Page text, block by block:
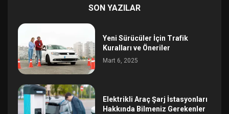
SON YAZILAR
Yeni Sürücüler İçin Trafik
Kuralları ve Öneriler
Mart 6, 2025
Elektrikli Araç Şarj İstasyonları
Hakkında Bilmeniz Gerekenler